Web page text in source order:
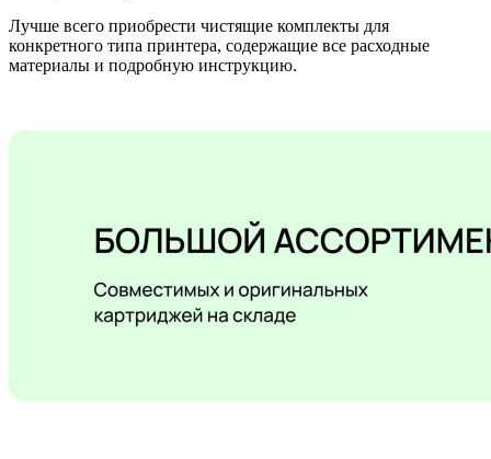
Лучше всего приобрести чистящие комплекты для
конкретного типа принтера, содержащие все расходные
материалы и подробную инструкцию.